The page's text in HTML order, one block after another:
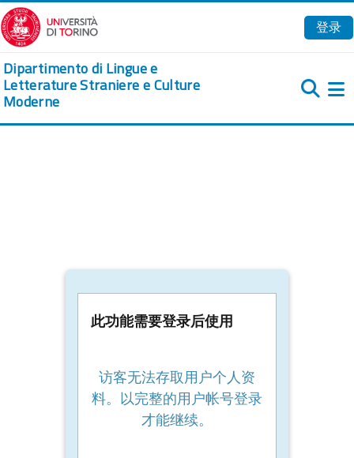
跳到主要内容
登录
Dipartimento di Lingue e
Letterature Straniere e Culture
Moderne
此功能需要登录后使用
访客无法存取用户个人资
料。以完整的用户帐号登录
才能继续。